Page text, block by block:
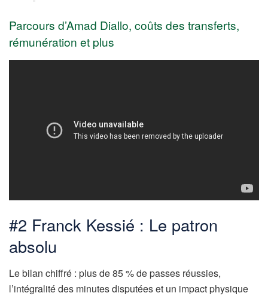
Parcours d’Amad Diallo, coûts des transferts,
rémunération et plus
#2 Franck Kessié : Le patron
absolu
Le bilan chiffré : plus de 85 % de passes réussies,
l’intégralité des minutes disputées et un impact physique